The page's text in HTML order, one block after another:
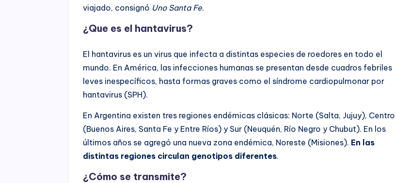
viajado, consignó Uno Santa Fe.
¿Que es el hantavirus?
El hantavirus es un virus que infecta a distintas especies de roedores en todo el
mundo. En América, las infecciones humanas se presentan desde cuadros febriles
leves inespecíficos, hasta formas graves como el síndrome cardiopulmonar por
hantavirus (SPH).
En Argentina existen tres regiones endémicas clásicas: Norte (Salta, Jujuy), Centro
(Buenos Aires, Santa Fe y Entre Ríos) y Sur (Neuquén, Río Negro y Chubut). En los
últimos años se agregó una nueva zona endémica, Noreste (Misiones). En las
distintas regiones circulan genotipos diferentes.
¿Cómo se transmite?